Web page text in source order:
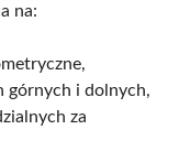
na:
górnych i dolnych,
za